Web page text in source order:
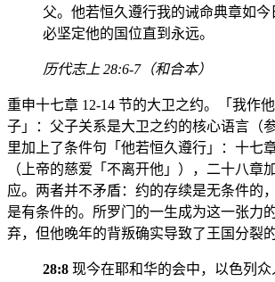
父。他若恒久遵行我的诫命典章如
必坚定他的国位直到永远。
历代志上 28:6-7（和合本）
重申十七章 12-14 节的大卫之约。「我作
子」：父子关系是大卫之约的核心语言（
里加上了条件句「他若恒久遵行」：十七
（上帝的慈爱「不离开他」），二十八章
应。两者并不矛盾：约的存续是无条件的
是有条件的。所罗门的一生成为这一张力
弃，但他晚年的背叛确实导致了王国分裂的
28:8 现今在耶和华的会中，以色列